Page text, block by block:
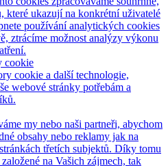
které ukazují na konkrétní uživatelé
používání analytických cookies
ztrácíme možnost analýzy výkonu
cookie
cookie a další technologie,
webové stránky potřebám a
my nebo naši partneři, abychom
obsahy nebo reklamy jak na
třetích subjektů. Díky tomu
na Vašich zájmech, tak